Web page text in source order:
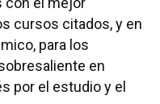
cursos citados, y en
para los
en
por el estudio y el